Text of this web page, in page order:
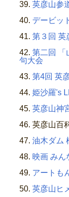
英彦山参
デービッ
第３回 英
第二回
句大会
第4回 英
姫沙羅's
英彦山神
英彦山百
油木ダム
映画 みん
アートも
英彦山ヒ